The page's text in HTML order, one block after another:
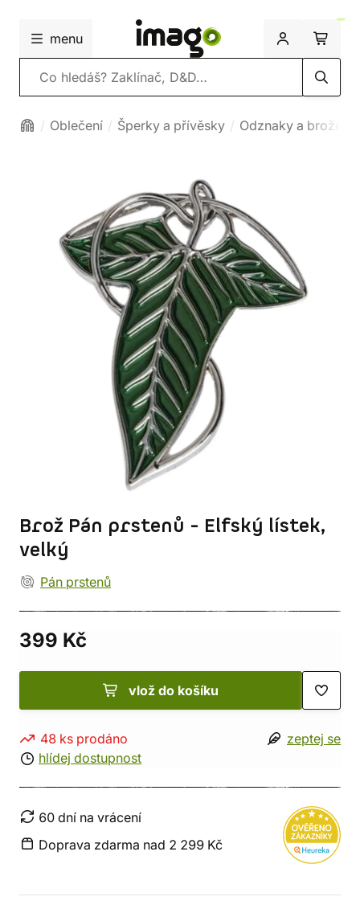
menu
Vyhledávání
Oblečení Šperky a přívěsky Odznaky a brože
Brož Pán prstenů - Elfský lístek,
velký
Pán prstenů
399 Kč
vlož do košíku
48 ks prodáno
hlídej dostupnost
zeptej se
60 dní na vrácení
Doprava zdarma nad 2 299 Kč